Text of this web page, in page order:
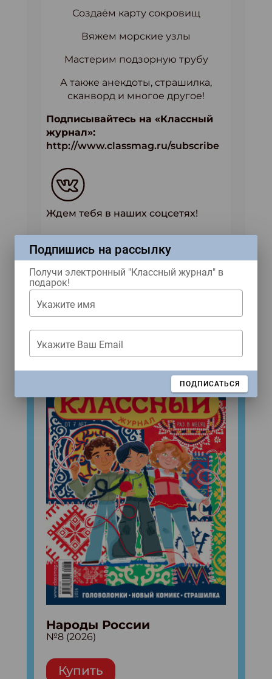
Создаём карту сокровищ
Вяжем морские узлы
Мастерим подзорную трубу
А также анекдоты, страшилка,
сканворд и многое другое!
Подписывайтесь на «Классный
журнал»:
http://www.classmag.ru/subscribe
Ждем тебя в наших соцсетях!
ЖУРНАЛЫ
Народы России
№8 (2026)
Купить
Подпишись на рассылку
Получи электронный "Классный журнал" в
подарок!
Укажите имя
Укажите Ваш Email
ПОДПИСАТЬСЯ